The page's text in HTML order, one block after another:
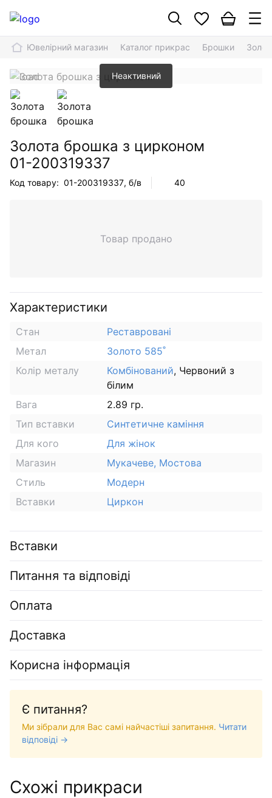
Ювелірний магазин Каталог прикрас Брошки
Неактивний
Золота брошка з цирконом
01-200319337
Код товару: 01-200319337, б/в 40
Товар продано
Характеристики
Стан
Реставровані
Метал
Золото 585˚
Колір металу
Комбінований, Червоний з
білим
Вага
2.89 гр.
Тип вставки
Синтетичне каміння
Для кого
Для жінок
Магазин
Мукачеве, Мостова
Стиль
Модерн
Вставки
Циркон
Вставки
Питання та відповіді
Оплата
Доставка
Корисна інформація
Є питання?
Ми зібрали для Вас самі найчастіші запитання. Читати
відповіді →
Схожі прикраси